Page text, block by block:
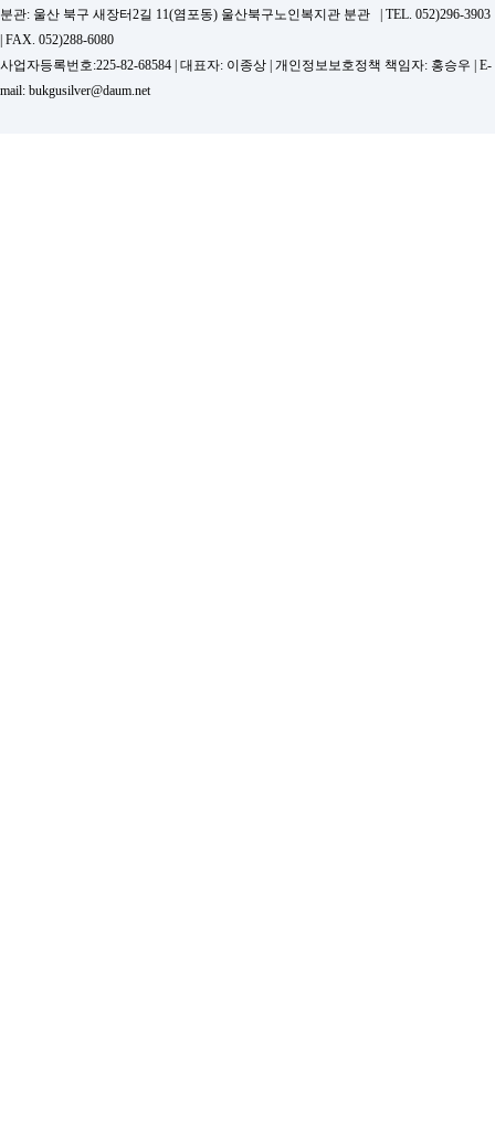
분관: 울산 북구 새장터2길 11(염포동) 울산북구노인복지관 분관 | TEL. 052)296-3903
| FAX. 052)288-6080
사업자등록번호:225-82-68584 | 대표자: 이종상 | 개인정보보호정책 책임자: 홍승우 | E-
mail: bukgusilver@daum.net